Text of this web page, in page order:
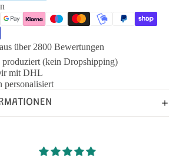
aus über 2800 Bewertungen
(kein Dropshipping)
mit DHL
personalisiert